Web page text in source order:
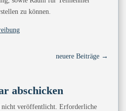
zu können.
neuere Beiträge →
abschicken
veröffentlicht. Erforderliche